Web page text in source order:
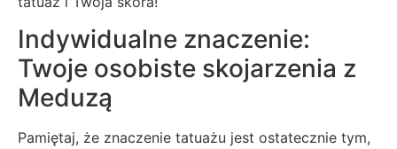
Indywidualne znaczenie:
Twoje osobiste skojarzenia z
Meduzą
Pamiętaj, że znaczenie tatuażu jest ostatecznie tym,